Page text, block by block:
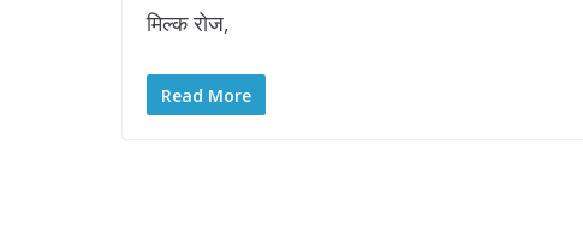
मिल्क रोज,
Read More